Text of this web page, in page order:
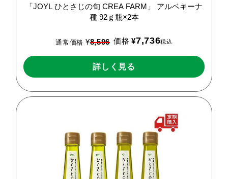
「JOYL ひとさじの旬 CREA FARM」 アルベキーナ
種 92ｇ瓶×2本
通常価格 ¥8,596 価格 ¥7,736税込
詳しく見る